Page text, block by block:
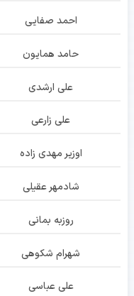
احمد صفایی
حامد همایون
علی ارشدی
علی زارعی
اوزیر مهدی زاده
شادمهر عقیلی
روزبه بمانی
شهرام شکوهی
علی عباسی